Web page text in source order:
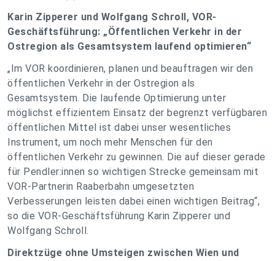
Karin Zipperer und Wolfgang Schroll, VOR-
Geschäftsführung: „Öffentlichen Verkehr in der
Ostregion als Gesamtsystem laufend optimieren“
„Im VOR koordinieren, planen und beauftragen wir den
öffentlichen Verkehr in der Ostregion als
Gesamtsystem. Die laufende Optimierung unter
möglichst effizientem Einsatz der begrenzt verfügbaren
öffentlichen Mittel ist dabei unser wesentliches
Instrument, um noch mehr Menschen für den
öffentlichen Verkehr zu gewinnen. Die auf dieser gerade
für Pendler:innen so wichtigen Strecke gemeinsam mit
VOR-Partnerin Raaberbahn umgesetzten
Verbesserungen leisten dabei einen wichtigen Beitrag“,
so die VOR-Geschäftsführung Karin Zipperer und
Wolfgang Schroll.
Direktzüge ohne Umsteigen zwischen Wien und